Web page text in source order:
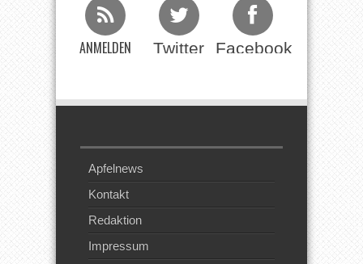
ANMELDEN Twitter Facebook
Apfelnews
Kontakt
Redaktion
Impressum